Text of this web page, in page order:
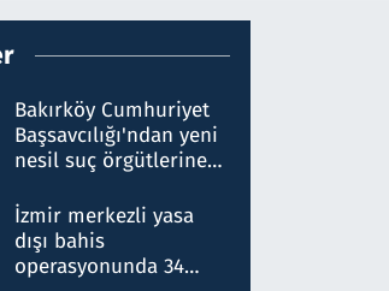
Bakırköy Cumhuriyet
Başsavcılığı'ndan yeni
nesil suç örgütlerine
hakkında gözaltı kararı
İzmir merkezli yasa
dışı bahis
operasyonunda 34